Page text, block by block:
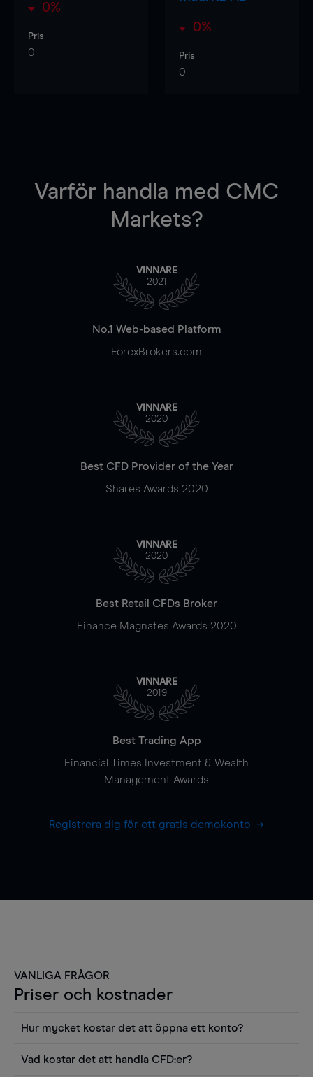
0%
Pris
0
0%
Pris
0
Varför handla med CMC
Markets?
VINNARE
2021
No.1 Web-based Platform
ForexBrokers.com
VINNARE
2020
Best CFD Provider of the Year
Shares Awards 2020
VINNARE
2020
Best Retail CFDs Broker
Finance Magnates Awards 2020
VINNARE
2019
Best Trading App
Financial Times Investment & Wealth
Management Awards
Registrera dig för ett gratis demokonto
VANLIGA FRÅGOR
Priser och kostnader
Hur mycket kostar det att öppna ett konto?
Vad kostar det att handla CFD:er?